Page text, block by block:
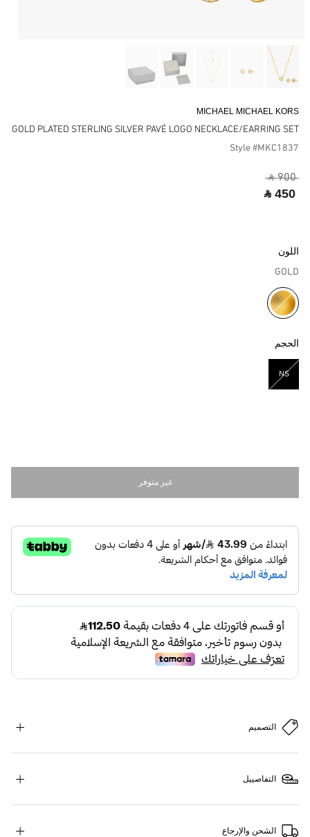
MICHAEL MICHAEL KORS
GOLD PLATED STERLING SILVER PAVÉ LOGO NECKLACE/EARRING SET
Style #MKC1837
‎ ⃁ 900 ‎
‎ ⃁ 450 ‎
اللون
GOLD
مختار
الحجم
NS
مختار
غير متوفر
التصميم
التفاصييل
الشحن والإرجاع